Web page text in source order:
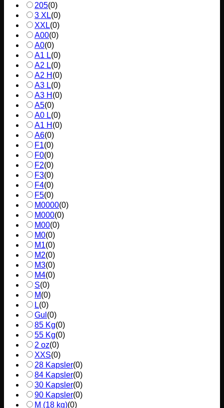
205(0)
3 XL(0)
XXL(0)
A00(0)
A0(0)
A1 L(0)
A2 L(0)
A2 H (0)
A3 L(0)
A3 H (0)
A5(0)
A0 L(0)
A1 H (0)
A6(0)
F1(0)
F0(0)
F2(0)
F3(0)
F4(0)
F5(0)
M0000(0)
M000(0)
M00(0)
M0(0)
M1(0)
M2(0)
M3(0)
M4(0)
S(0)
M(0)
L(0)
Gul (0)
85 Kg(0)
55 Kg(0)
2 oz(0)
XXS(0)
28 Kapsler(0)
84 Kapsler(0)
30 Kapsler(0)
90 Kapsler(0)
M (18 kg)(0)